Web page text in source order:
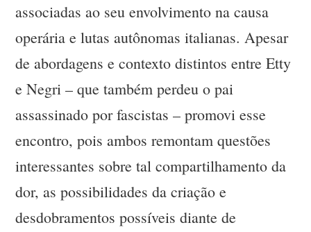
associadas ao seu envolvimento na causa
operária e lutas autônomas italianas. Apesar
de abordagens e contexto distintos entre Etty
e Negri – que também perdeu o pai
assassinado por fascistas – promovi esse
encontro, pois ambos remontam questões
interessantes sobre tal compartilhamento da
dor, as possibilidades da criação e
desdobramentos possíveis diante de